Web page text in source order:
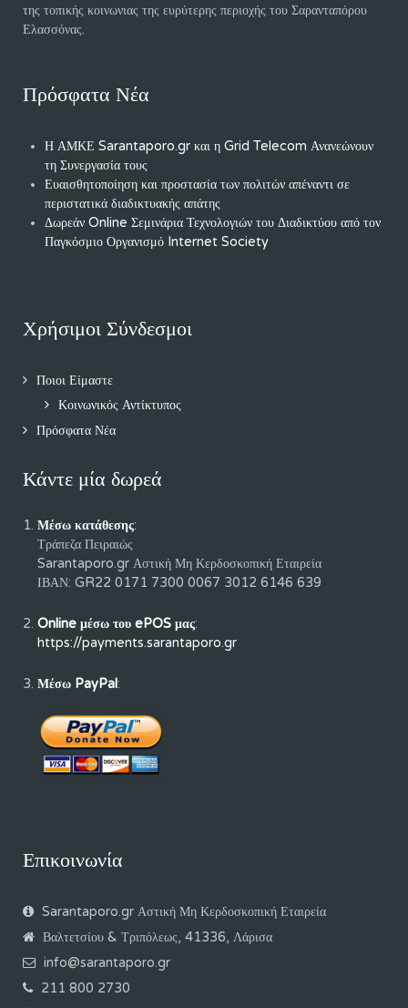
της τοπικής κοινωνιας της ευρύτερης περιοχής του Σαρανταπόρου
Ελασσόνας.
Πρόσφατα Νέα
Η ΑΜΚΕ Sarantaporo.gr και η Grid Telecom Ανανεώνουν
τη Συνεργασία τους
Ευαισθητοποίηση και προστασία των πολιτών απέναντι σε
περιστατικά διαδικτυακής απάτης
Δωρεάν Online Σεμινάρια Τεχνολογιών του Διαδικτύου από τον
Παγκόσμιο Οργανισμό Internet Society
Χρήσιμοι Σύνδεσμοι
Ποιοι Είμαστε
Κοινωνικός Αντίκτυπος
Πρόσφατα Νέα
Κάντε μία δωρεά
Μέσω κατάθεσης:
Τράπεζα Πειραιώς
Sarantaporo.gr Αστική Μη Κερδοσκοπική Εταιρεία
ΙΒΑΝ: GR22 0171 7300 0067 3012 6146 639
Online μέσω του ePOS μας:
https://payments.sarantaporo.gr
Μέσω PayPal:
Επικοινωνία
Sarantaporo.gr Αστική Μη Κερδοσκοπική Εταιρεία
Βαλτετσίου & Τριπόλεως, 41336, Λάρισα
info@sarantaporo.gr
211 800 2730